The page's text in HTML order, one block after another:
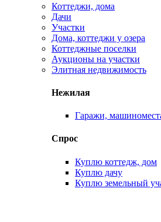
Коттеджи, дома
Дачи
Участки
Дома, коттеджи у озера
Коттеджные поселки
Аукционы на участки
Элитная недвижимость
Нежилая
Гаражи,
Спрос
Куплю коттедж, дом
Куплю дачу
Куплю земельный